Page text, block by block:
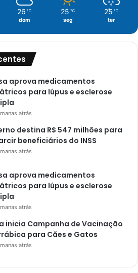
26 ℃
dom
25 ℃
seg
25 ℃
ter
aprova medicamentos
para lúpus e esclerose
atrás
destina R$ 547 milhões para
beneficiários do INSS
atrás
aprova medicamentos
para lúpus e esclerose
atrás
inicia Campanha de Vacinação
para Cães e Gatos
atrás